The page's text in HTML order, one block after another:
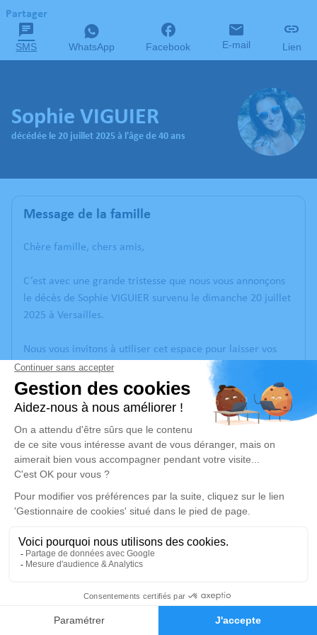
Faire-part Hommages
Partager
SMS WhatsApp Facebook E-mail Lien
Sophie VIGUIER
décédée le 20 juillet 2025 à l'âge de 40 ans
Message de la famille
Chère famille, chers amis,
C’est avec une grande tristesse que nous vous annonçons
le décès de Sophie VIGUIER survenu le dimanche 20 juillet
2025 à Versailles.
Nous vous invitons à utiliser cet espace pour laisser vos
condoléances, partager des photos souvenirs, une
anecdote ou exprimer vos pensées à travers des poèmes
ou des textes. Cet endroit est un lieu d'expression dédié à
Un service de plantation d’arbre hommage est disponible
ici.
Je rends hommage
Crémation
samedi 26 juillet 2025 à 11h00
27 Georges Méliès
95240 Cormeilles-en-Parisis